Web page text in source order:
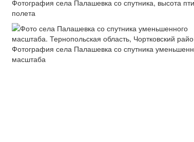
Фотография села Палашевка со спутника, высота
полета
Фотография села Палашевка со спутника
масштаба